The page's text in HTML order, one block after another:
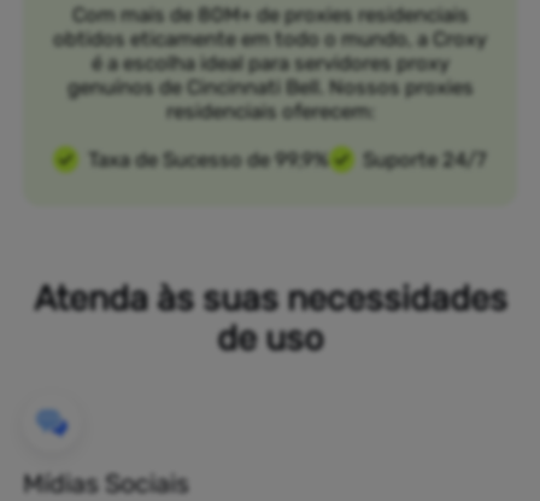
Com mais de 80M+ de proxies residenciais
obtidos eticamente em todo o mundo, a Croxy
é a escolha ideal para servidores proxy
genuínos de Cincinnati Bell. Nossos proxies
residenciais oferecem:
Taxa de Sucesso de 99,9%
Suporte 24/7
Atenda às suas necessidades
de uso
Mídias Sociais